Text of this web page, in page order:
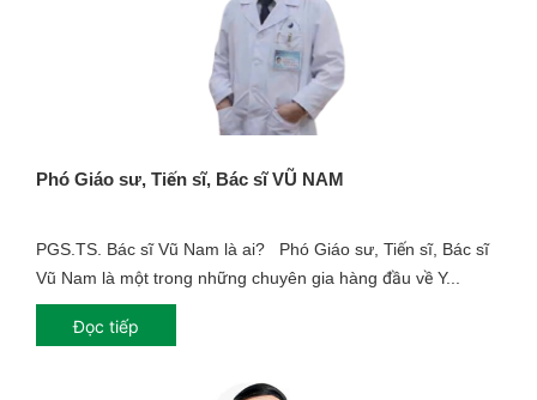
Phó Giáo sư, Tiến sĩ, Bác sĩ VŨ NAM
PGS.TS. Bác sĩ Vũ Nam là ai? Phó Giáo sư, Tiến sĩ, Bác sĩ
Vũ Nam là một trong những chuyên gia hàng đầu về Y...
Đọc tiếp